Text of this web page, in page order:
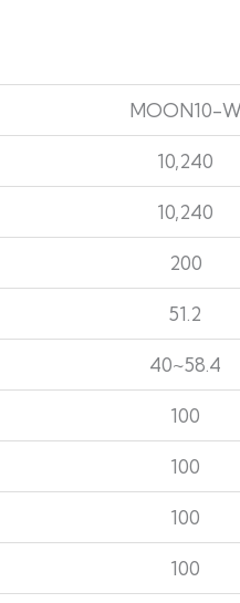
MOON10-
10,240
10,240
200
51.2
40~58.4
100
100
100
100